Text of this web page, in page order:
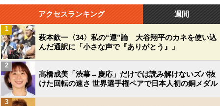
アクセスランキング 週間
萩本欽一〈34〉私の“運”論 大谷翔平のカネを使い込
んだ通訳に「小さな声で『ありがとう』」
1
高橋成美「渋幕→慶応」だけでは読み解けないズバ抜
けた回転の速さ 世界選手権ペアで日本人初の銅メダル
2
3